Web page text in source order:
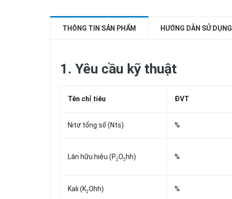
THÔNG TIN SẢN PHẨM HƯỚNG DẪN SỬ DỤNG
1. Yêu cầu kỹ thuật
Tên chỉ tiêu ĐVT
Nitơ tổng số (Nts) %
Lân hữu hiệu (P2O5 hh) %
Kali (K2Ohh) %